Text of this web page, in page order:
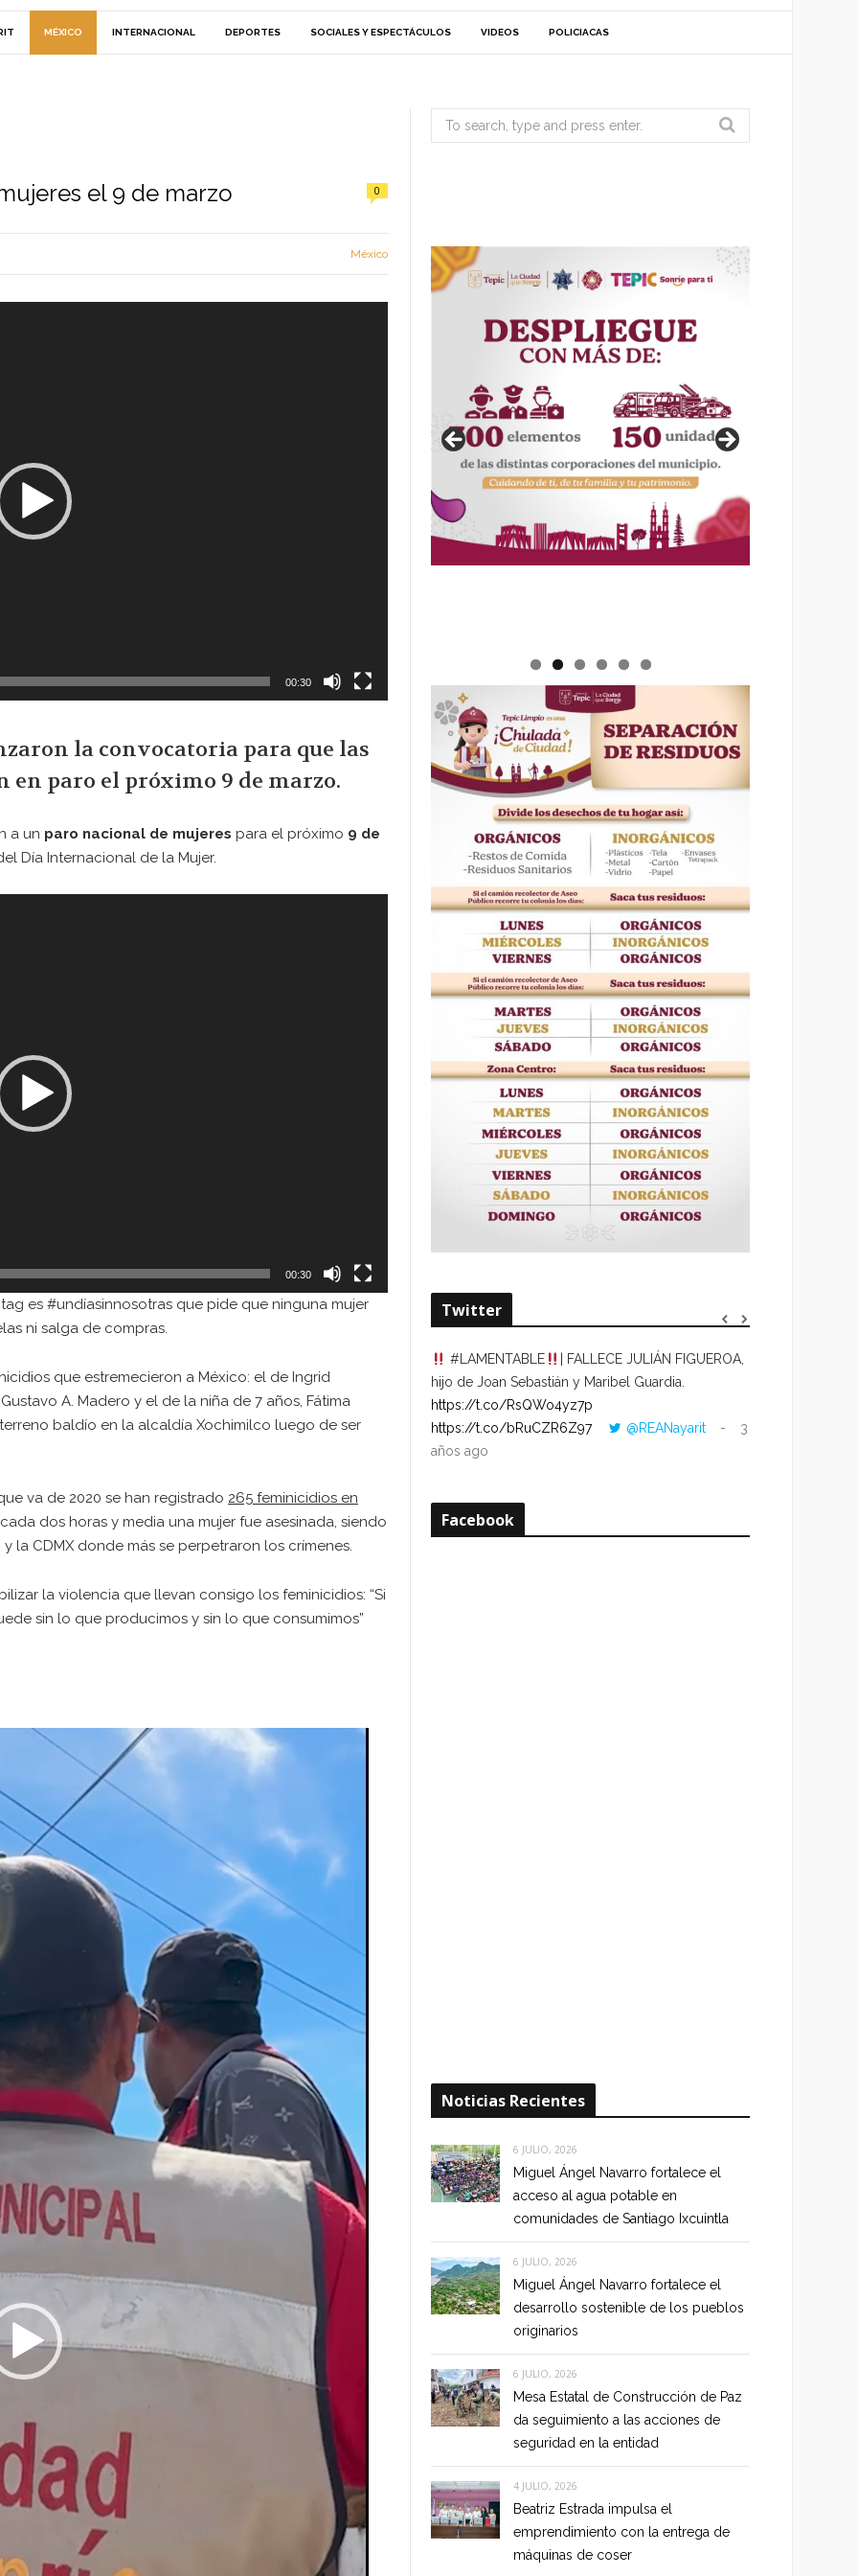
MÉXICO INTERNACIONAL DEPORTES SOCIALES Y ESPECTÁCULOS VIDEOS POLICIACAS
el 9 de marzo 0
México
00:30
la convocatoria para que las
en paro el próximo 9 de marzo.
a un paro nacional de mujeres para el próximo 9 de
Día Internacional de la Mujer.
00:30
es #undíasinnosotras que pide que ninguna mujer
ni salga de compras.
que estremecieron a México: el de Ingrid
A. Madero y el de la niña de 7 años, Fátima
baldío en la alcaldía Xochimilco luego de ser
va de 2020 se han registrado 265 feminicidios en
dos horas y media una mujer fue asesinada, siendo
la CDMX donde más se perpetraron los crímenes.
la violencia que llevan consigo los feminicidios: “Si
sin lo que producimos y sin lo que consumimos”
Search
for:
Twitter
#LAMENTABLE
| FALLECE JULIÁN FIGUEROA,
hijo de Joan Sebastián y Maribel Guardia.
https://t.co/RsQWo4yz7p
https://t.co/bRuCZR6Z97
@REANayarit
3
años ago
Facebook
Noticias Recientes
6 JULIO, 2026
Miguel Ángel Navarro fortalece el
acceso al agua potable en
comunidades de Santiago Ixcuintla
6 JULIO, 2026
Miguel Ángel Navarro fortalece el
desarrollo sostenible de los pueblos
originarios
6 JULIO, 2026
Mesa Estatal de Construcción de Paz
da seguimiento a las acciones de
seguridad en la entidad
4 JULIO, 2026
Beatriz Estrada impulsa el
emprendimiento con la entrega de
máquinas de coser